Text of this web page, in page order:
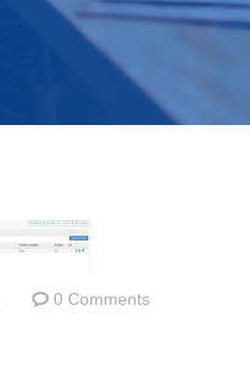
0 Comments